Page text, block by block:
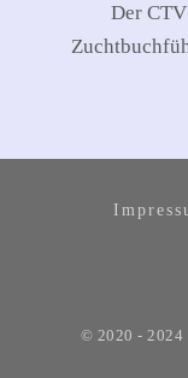
Der
© 2020 - 2024